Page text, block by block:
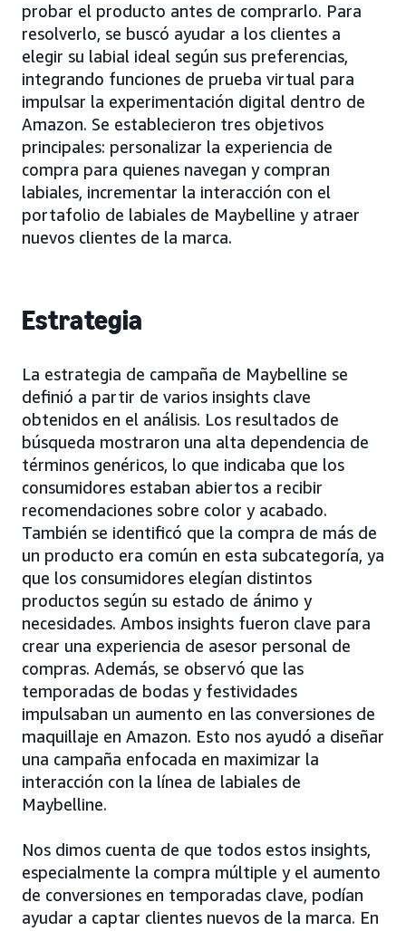
probar el producto antes de comprarlo. Para
resolverlo, se buscó ayudar a los clientes a
elegir su labial ideal según sus preferencias,
integrando funciones de prueba virtual para
impulsar la experimentación digital dentro de
Amazon. Se establecieron tres objetivos
principales: personalizar la experiencia de
compra para quienes navegan y compran
labiales, incrementar la interacción con el
portafolio de labiales de Maybelline y atraer
nuevos clientes de la marca.
Estrategia
La estrategia de campaña de Maybelline se
definió a partir de varios insights clave
obtenidos en el análisis. Los resultados de
búsqueda mostraron una alta dependencia de
términos genéricos, lo que indicaba que los
consumidores estaban abiertos a recibir
recomendaciones sobre color y acabado.
También se identificó que la compra de más de
un producto era común en esta subcategoría, ya
que los consumidores elegían distintos
productos según su estado de ánimo y
necesidades. Ambos insights fueron clave para
crear una experiencia de asesor personal de
compras. Además, se observó que las
temporadas de bodas y festividades
impulsaban un aumento en las conversiones de
maquillaje en Amazon. Esto nos ayudó a diseñar
una campaña enfocada en maximizar la
interacción con la línea de labiales de
Maybelline.
Nos dimos cuenta de que todos estos insights,
especialmente la compra múltiple y el aumento
de conversiones en temporadas clave, podían
ayudar a captar clientes nuevos de la marca. En